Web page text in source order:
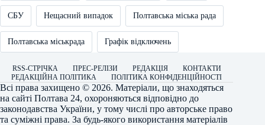
СБУ Нещасний випадок Полтавська міська рада
Полтавська міськрада Графік відключень
RSS-СТРІЧКА ПРЕС-РЕЛІЗИ РЕДАКЦІЯ
КОНТАКТИ
РЕДАКЦІЙНА ПОЛІТИКА
ПОЛІТИКА КОНФІДЕНЦІЙНОСТІ
Всі права захищено © 2026. Матеріали, що знаходяться
на сайті Полтава 24, охороняються відповідно до
законодавства України, у тому числі про авторське право
та суміжні права. За будь-якого використання матеріалів